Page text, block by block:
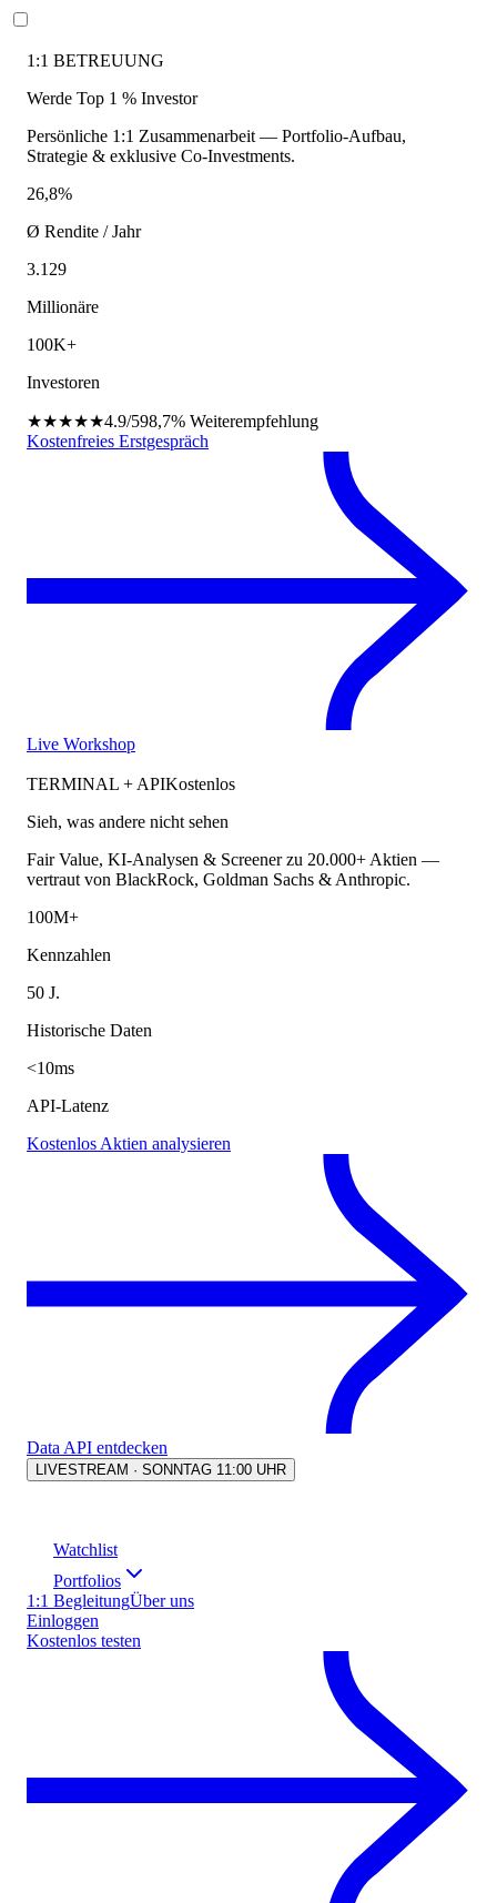
1:1 BETREUUNG
Werde Top 1 % Investor
Persönliche 1:1 Zusammenarbeit — Portfolio-Aufbau,
Strategie & exklusive Co-Investments.
26,8%
Ø Rendite / Jahr
3.129
Millionäre
100K+
Investoren
★★★★★4.9/598,7% Weiterempfehlung
Kostenfreies Erstgespräch
Live Workshop
TERMINAL + APIKostenlos
Sieh, was andere nicht sehen
Fair Value, KI-Analysen & Screener zu 20.000+ Aktien —
vertraut von BlackRock, Goldman Sachs & Anthropic.
100M+
Kennzahlen
50 J.
Historische Daten
<10ms
API-Latenz
Kostenlos Aktien analysieren
Data API entdecken
LIVESTREAM · SONNTAG 11:00 UHR
Watchlist
Portfolios
1:1 BegleitungÜber uns
Einloggen
Kostenlos testen